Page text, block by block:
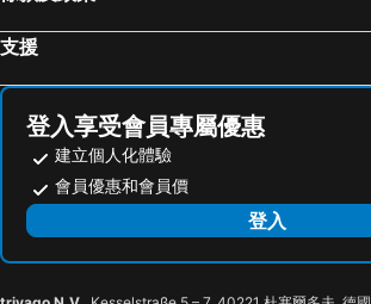
支援
登入享受會員專屬優惠
建立個人化體驗
會員優惠和會員價
登入